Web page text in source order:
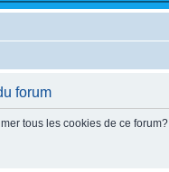
forum
tous les cookies de ce forum?